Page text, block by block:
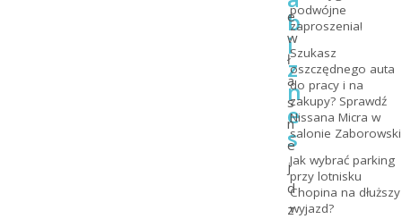
b
i
z
n
e
s
e
w
ł
a
s
n
e
j
d
z
podwójne
zaproszenia!
Szukasz
oszczędnego auta
do pracy i na
zakupy? Sprawdź
Nissana Micra w
salonie Zaborowski
Jak wybrać parking
przy lotnisku
Chopina na dłuższy
wyjazd?